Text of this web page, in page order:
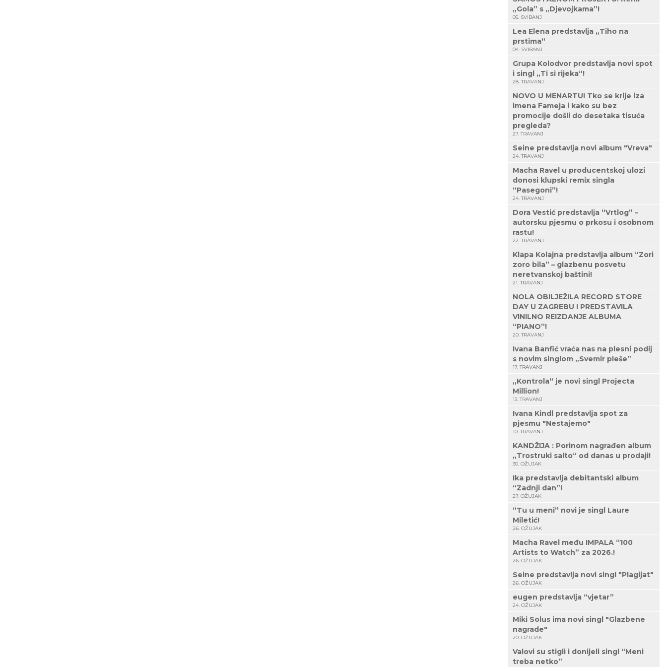
„Gola” s „Djevojkama”!
05. SVIBANJ
Lea Elena predstavlja „Tiho na
prstima“
04. SVIBANJ
Grupa Kolodvor predstavlja novi spot
i singl „Ti si rijeka“!
28. TRAVANJ
NOVO U MENARTU! Tko se krije iza
imena Fameja i kako su bez
promocije došli do desetaka tisuća
pregleda?
27. TRAVANJ
Seine predstavlja novi album "Vreva"
24. TRAVANJ
Macha Ravel u producentskoj ulozi
donosi klupski remix singla
“Pasegoni”!
24. TRAVANJ
Dora Vestić predstavlja “Vrtlog” –
autorsku pjesmu o prkosu i osobnom
rastu!
22. TRAVANJ
Klapa Kolajna predstavlja album “Zori
zoro bila” – glazbenu posvetu
neretvanskoj baštini!
21. TRAVANJ
NOLA OBILJEŽILA RECORD STORE
DAY U ZAGREBU I PREDSTAVILA
VINILNO REIZDANJE ALBUMA
“PIANO”!
20. TRAVANJ
Ivana Banfić vraća nas na plesni podij
s novim singlom „Svemir pleše”
17. TRAVANJ
„Kontrola“ je novi singl Projecta
Million!
13. TRAVANJ
Ivana Kindl predstavlja spot za
pjesmu "Nestajemo"
10. TRAVANJ
KANDŽIJA : Porinom nagrađen album
„Trostruki salto“ od danas u prodaji!
30. OŽUJAK
Ika predstavlja debitantski album
“Zadnji dan”!
27. OŽUJAK
“Tu u meni” novi je singl Laure
Miletić!
26. OŽUJAK
Macha Ravel među IMPALA “100
Artists to Watch” za 2026.!
26. OŽUJAK
Seine predstavlja novi singl "Plagijat"
26. OŽUJAK
eugen predstavlja “vjetar”
24. OŽUJAK
Miki Solus ima novi singl "Glazbene
nagrade"
20. OŽUJAK
Valovi su stigli i donijeli singl “Meni
treba netko”